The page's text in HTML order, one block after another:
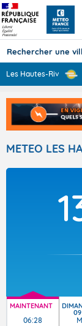
Les Hautes-Rivi ...
METEO LES
MAINTENANT
06:28
09